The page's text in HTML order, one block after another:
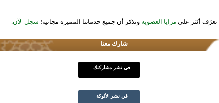
تعرّف أكثر على مزايا العضوية وتذكر أن جميع خدماتنا المميزة مجانية! سجل الآن
شارك معنا
في نشر مشاركتك
في نشر الألوكة